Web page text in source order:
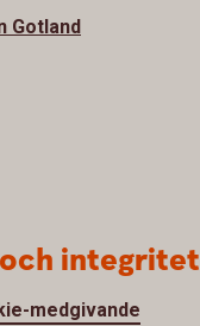
Gotland
integritet
medgivande